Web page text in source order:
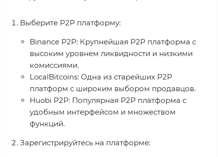
Выберите P2P платформу:
Binance P2P: Крупнейшая P2P платформа с
высоким уровнем ликвидности и низкими
комиссиями.
LocalBitcoins: Одна из старейших P2P
платформ с широким выбором продавцов.
Huobi P2P: Популярная P2P платформа с
удобным интерфейсом и множеством
функций.
Зарегистрируйтесь на платформе: